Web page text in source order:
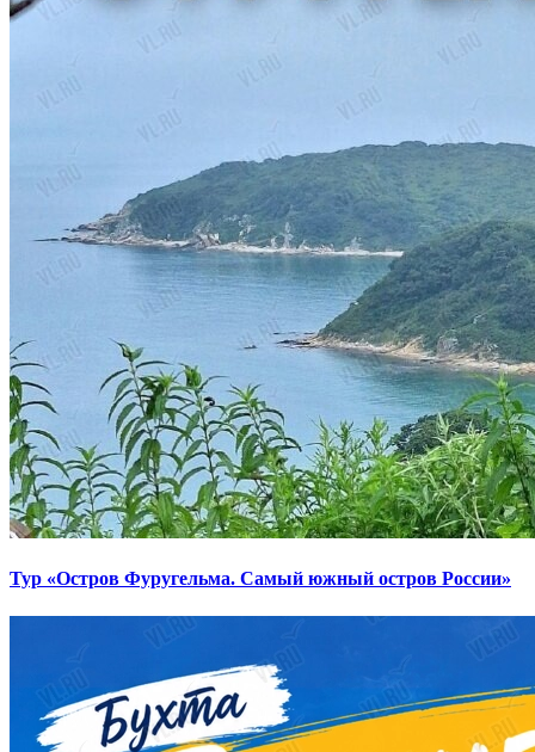
Тур «Остров Фуругельма. Самый южный остров России»